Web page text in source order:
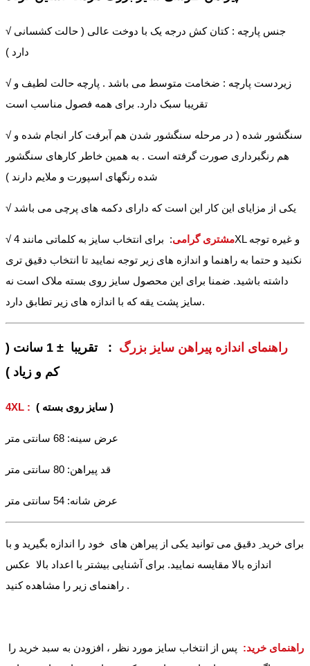
√ جنس پارچه : کتان کش درجه یک با دوخت عالی ( حالت کشسانی
دارد )
√ زیردست پارچه : ضخامت متوسط می باشد . پارچه حالت لطیف و
تقریبا سبک دارد. برای همه فصول مناسب است
√ سنگشور شده ( در مرحله سنگشور شدن هم آبرفت کار انجام شده و
هم رنگبرداری صورت گرفته است . به همین خاطر کارهای سنگشور
√ یکی از مزایای این کار این است که دارای دکمه های پرچی می باشد
√ مشتری گرامی
: برای انتخاب سایز به کلماتی مانند 4XL و غیره توجه
نکنید و حتما به راهنما و اندازه های زیر توجه نمایید تا انتخاب دقیق تری
داشته باشید. ضمنا برای این محصول سایز روی بسته ملاک است نه
سایز پشت یقه که با اندازه های زیر تطابق دارد.
راهنمای اندازه پیراهن سایز بزرگ
: تقریبا ± 1 سانت (
کم و زیاد )
4XL : ( سایز روی بسته )
عرض سینه: 68 سانتی متر
قد پیراهن: 80 سانتی متر
عرض شانه: 54 سانتی متر
برای خرید ِ دقیق می توانید یکی از پیراهن های خود را اندازه بگیرید و با
اندازه بالا مقایسه نمایید. برای آشنایی بیشتر با اعداد بالا عکس
راهنمای زیر را مشاهده کنید .
راهنمای خرید: پس از انتخاب سایز مورد نظر ، افزودن به سبد خرید را